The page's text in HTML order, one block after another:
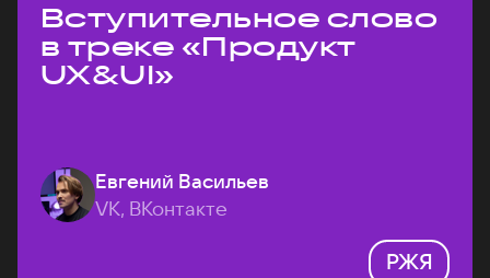
Вступительное слово
в треке «Продукт
UX&UI»
Евгений Васильев
VK, ВКонтакте
РЖЯ